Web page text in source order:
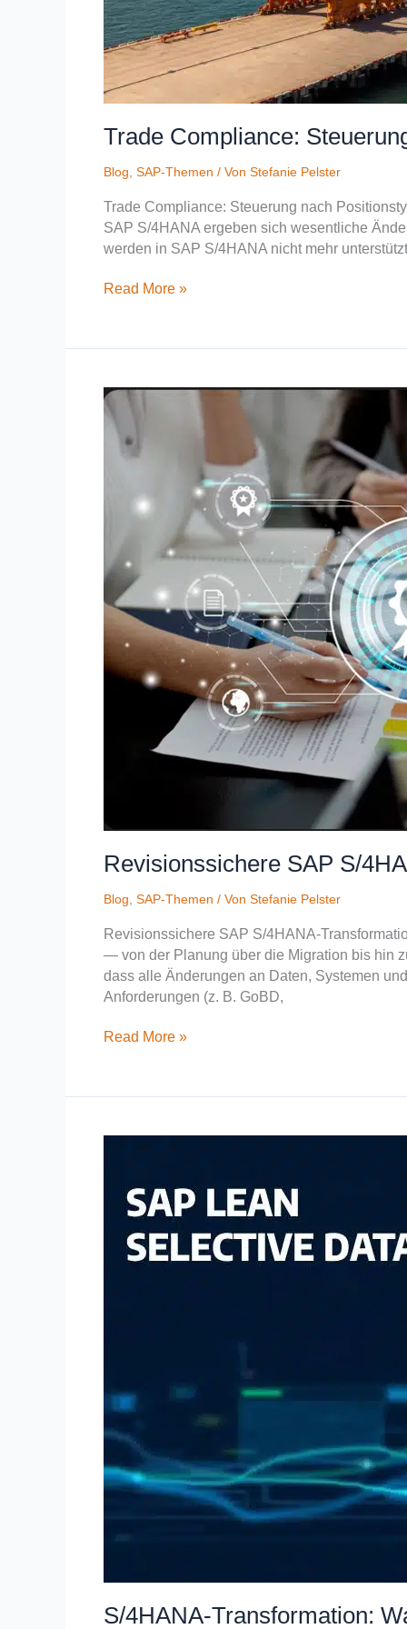
Trade Compliance:
Blog SAP-Themen / Von Stefanie Pelster
Trade Compliance: Steuerung nach
SAP S/4HANA ergeben sich wesentliche
werden in SAP S/4HANA nicht mehr
Read More »
Revisionssichere SAP S/
Blog SAP-Themen / Von Stefanie Pelster
Revisionssichere SAP S/4HANA-
— von der Planung über die Migration bis hin
dass alle Änderungen an Daten, Systemen
Anforderungen (z. B. GoBD,
Revisionssichere
SAP
S/4HANA-
Transformation
Read More »
S/4HANA-Transformation:
Warum
jetzt
und